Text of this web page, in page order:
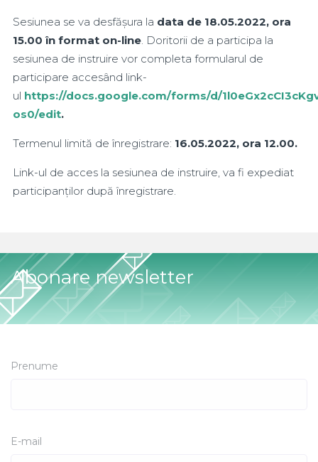
Sesiunea se va desfășura la data de 18.05.2022, ora
15.00 în format on-line. Doritorii de a participa la
sesiunea de instruire vor completa formularul de
participare accesând link-
ul https://docs.google.com/forms/d/
os0/edit.
Termenul limită de înregistrare: 16.05.2022, ora 12.00.
Link-ul de acces la sesiunea de instruire, va fi expediat
participanților după înregistrare.
Abonare newsletter
Prenume
E-mail